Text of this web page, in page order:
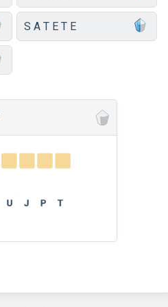
S A T E T E